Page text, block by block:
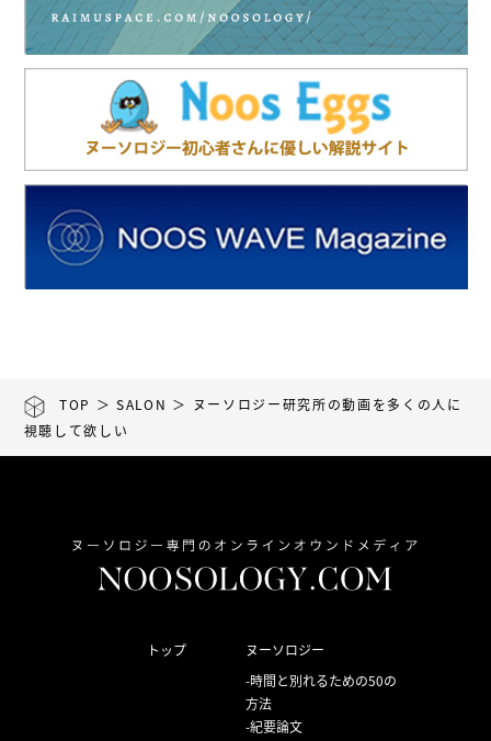
TOP ＞SALON ＞ ヌーソロジー研究所の動画を多くの人に
視聴して欲しい
トップ
ヌーソロジー
時間と別れるための50の
方法
紀要論文